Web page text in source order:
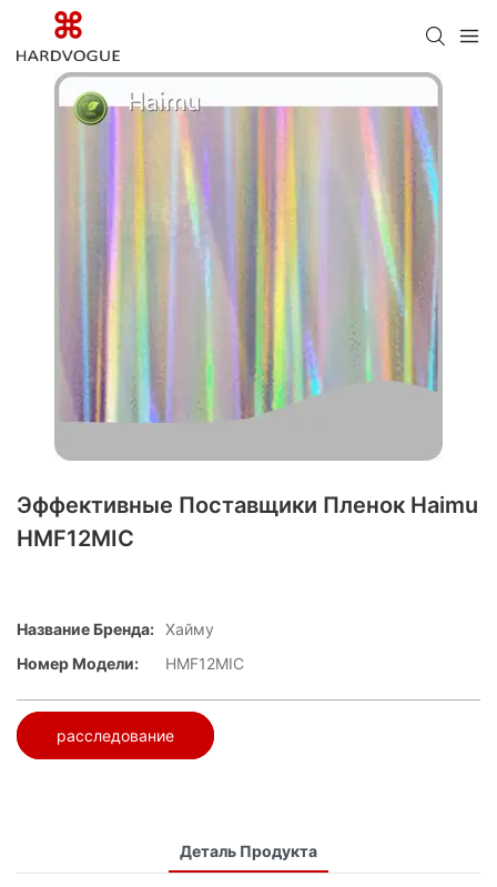
Эффективные Поставщики Пленок Haimu
HMF12MIC
Название Бренда: Хайму
Номер Модели:
HMF12MIC
расследование
Деталь Продукта